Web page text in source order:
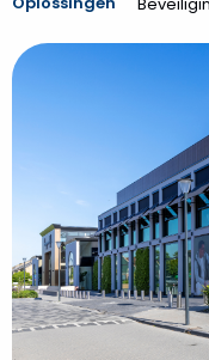
Bekijk
Konijnendijk
met
hulp
van
Hoppenbrouwers